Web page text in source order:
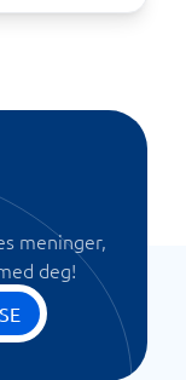
meninger,
deg!